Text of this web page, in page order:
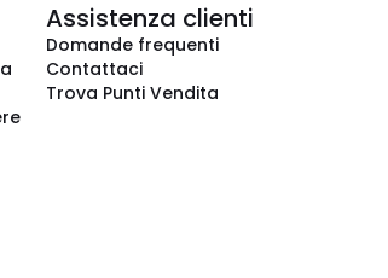
Assistenza clienti
Domande frequenti
Contattaci
Trova Punti Vendita